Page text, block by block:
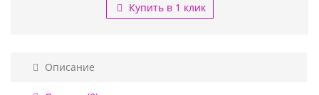
Купить в 1 клик
Описание